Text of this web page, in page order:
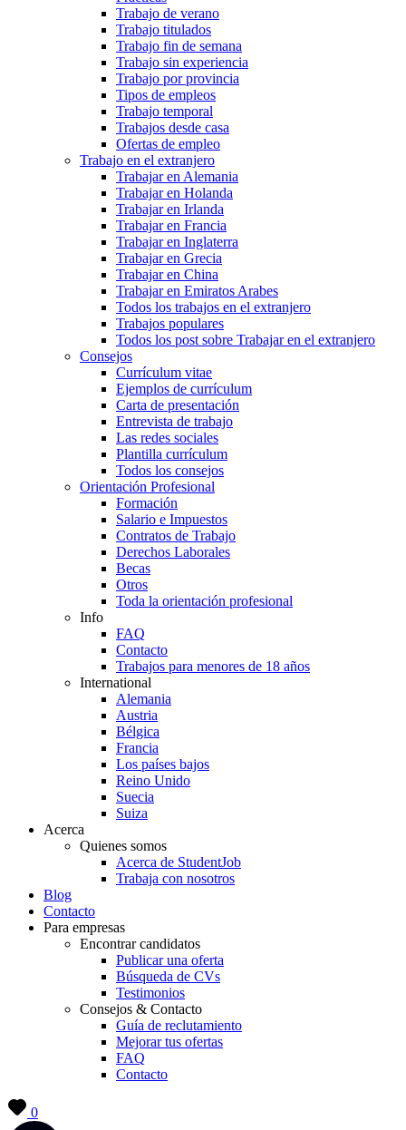
Trabajo de verano
Trabajo titulados
Trabajo fin de semana
Trabajo sin experiencia
Trabajo por provincia
Tipos de empleos
Trabajo temporal
Trabajos desde casa
Ofertas de empleo
Trabajo en el extranjero
Trabajar en Alemania
Trabajar en Holanda
Trabajar en Irlanda
Trabajar en Francia
Trabajar en Inglaterra
Trabajar en Grecia
Trabajar en China
Trabajar en Emiratos Arabes
Todos los trabajos en el extranjero
Trabajos populares
Todos los post sobre Trabajar en el extranjero
Consejos
Currículum vitae
Ejemplos de currículum
Carta de presentación
Entrevista de trabajo
Las redes sociales
Plantilla currículum
Todos los consejos
Orientación Profesional
Formación
Salario e Impuestos
Contratos de Trabajo
Derechos Laborales
Becas
Otros
Toda la orientación profesional
Info
FAQ
Contacto
Trabajos para menores de 18 años
International
Alemania
Austria
Bélgica
Francia
Los países bajos
Reino Unido
Suecia
Suiza
Acerca
Quienes somos
Acerca de StudentJob
Trabaja con nosotros
Blog
Contacto
Para empresas
Encontrar candidatos
Publicar una oferta
Búsqueda de CVs
Testimonios
Consejos & Contacto
Guía de reclutamiento
Mejorar tus ofertas
FAQ
Contacto
0